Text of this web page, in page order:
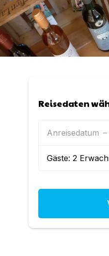
Reisedaten
Anreisedatum –
Gäste:2